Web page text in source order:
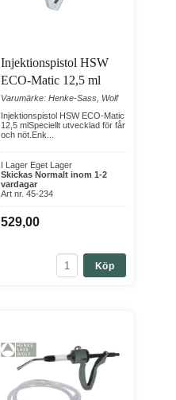
Injektionspistol HSW
ECO-Matic 12,5 ml
Varumärke: Henke-Sass, Wolf
Injektionspistol HSW ECO-Matic
12,5 mlSpeciellt utvecklad för får
och nöt.Enk...
I Lager Eget Lager
Skickas Normalt inom 1-2
vardagar
Art nr. 45-234
529,00
Köp